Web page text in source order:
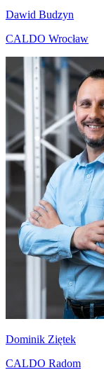
Dawid Budzyn
CALDO Wrocław
Dominik Ziętek
CALDO Radom